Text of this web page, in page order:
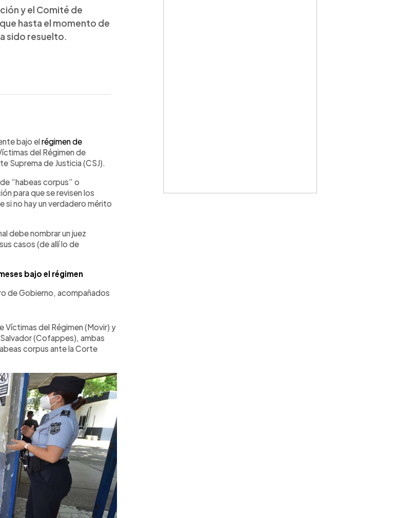
y el Comité de
hasta el momento de
sido resuelto.
bajo elrégimen de
del Régimen de
Suprema de Justicia (CSJ).
“habeas corpus” o
para que se revisen los
si no hay un verdadero mérito
debe nombrar un juez
casos (de allí lo de
bajo el régimen
de Gobierno, acompañados
Víctimas del Régimen (Movir) y
(Cofappes), ambas
corpus ante la Corte